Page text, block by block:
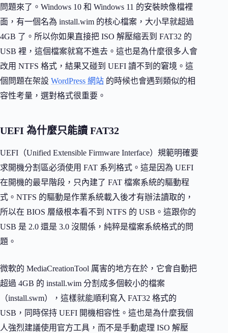
問題來了。Windows 10 和 Windows 11 的安裝映像檔裡
面，有一個名為 install.wim 的核心檔案，大小早就超過
4GB 了。所以你如果直接把 ISO 解壓縮丟到 FAT32 的
USB 裡，這個檔案就寫不進去。這也是為什麼很多人會
改用 NTFS 格式，結果又碰到 UEFI 讀不到的窘境。這
個問題在架設 WordPress 網站 的時候也會遇到類似的相
容性考量，選對格式很重要。
UEFI 為什麼只能讀 FAT32
UEFI（Unified Extensible Firmware Interface）規範明確要
求開機分割區必須使用 FAT 系列格式。這是因為 UEFI
在開機的最早階段，只內建了 FAT 檔案系統的驅動程
式。NTFS 的驅動是作業系統載入後才有辦法讀取的，
所以在 BIOS 層級根本看不到 NTFS 的 USB。這跟你的
USB 是 2.0 還是 3.0 沒關係，純粹是檔案系統格式的問
題。
微軟的 MediaCreationTool 厲害的地方在於，它會自動把
超過 4GB 的 install.wim 分割成多個較小的檔案
（install.swm），這樣就能順利寫入 FAT32 格式的
USB，同時保持 UEFI 開機相容性。這也是為什麼我個
人強烈建議使用官方工具，而不是手動處理 ISO 解壓